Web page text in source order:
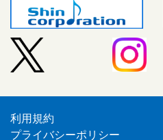
利用規約
プライバシーポリシー